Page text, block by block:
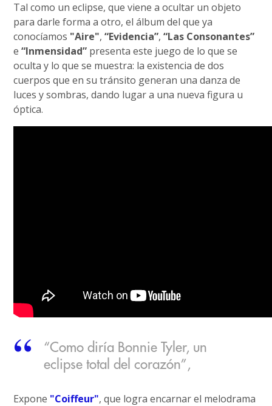
Tal como un eclipse, que viene a ocultar un objeto
para darle forma a otro, el álbum del que ya
conocíamos "Aire",“Evidencia”,“Las Consonantes”
e“Inmensidad” presenta este juego de lo que se
oculta y lo que se muestra: la existencia de dos
cuerpos que en su tránsito generan una danza de
luces y sombras, dando lugar a una nueva figura u
óptica.
“Como diría Bonnie Tyler, un
eclipse total del corazón”,
Expone "Coiffeur", que logra encarnar el melodrama